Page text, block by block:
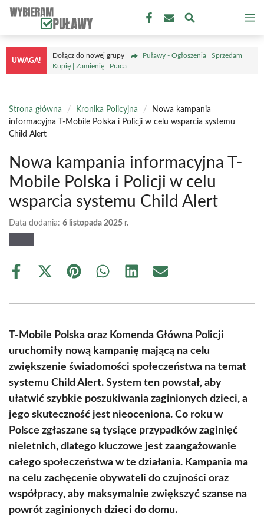
Przejdź
treści
UWAGA!
Dołącz do nowej grupy
Puławy - Ogłoszenia | Sprzedam |
Kupię | Zamienię | Praca
Strona główna / Kronika Policyjna /
Nowa kampania
informacyjna T-Mobile Polska i Policji w celu wsparcia systemu
Child Alert
Nowa kampania informacyjna T-
Mobile Polska i Policji w celu
wsparcia systemu Child Alert
Data dodania: 6 listopada 2025 r.
Share
Share
(Twitter)
Share Share Share Share
T-Mobile Polska oraz Komenda Główna Policji
uruchomiły nową kampanię mającą na celu
zwiększenie świadomości społeczeństwa na temat
systemu Child Alert. System ten powstał, aby
ułatwić szybkie poszukiwania zaginionych dzieci, a
jego skuteczność jest nieoceniona. Co roku w
Polsce zgłaszane są tysiące przypadków zaginięć
nieletnich, dlatego kluczowe jest zaangażowanie
całego społeczeństwa w te działania. Kampania ma
na celu zachęcenie obywateli do czujności oraz
współpracy, aby maksymalnie zwiększyć szanse na
powrót zaginionych dzieci do domu.